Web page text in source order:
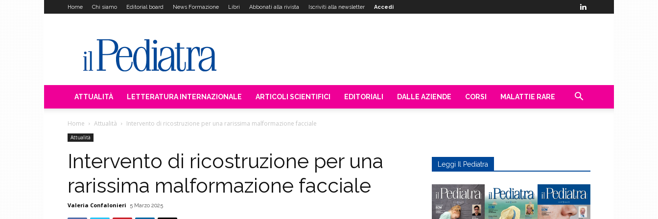
Home Chi siamo Editorial board News Formazione Libri Abbonati alla rivista Iscriviti alla newsletter Accedi
Pediatra
ATTUALITÀ LETTERATURA INTERNAZIONALE ARTICOLI SCIENTIFICI EDITORIALI DALLE AZIENDE CORSI MALATTIE RARE
Home Attualità Intervento di ricostruzione per una rarissima malformazione facciale
Attualità
Intervento di ricostruzione per una
rarissima malformazione facciale
Valeria Confalonieri 5 Marzo 2025
Leggi Il Pediatra